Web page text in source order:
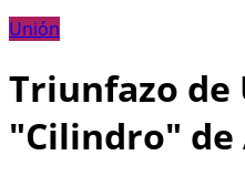
Unión
Triunfazo de
"Cilindro" de